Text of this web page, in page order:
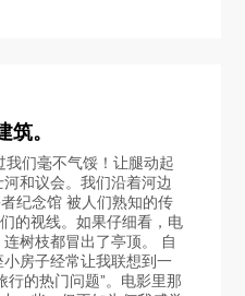
。
们毫不气馁！让腿动起
和议会。我们沿着河边
纪念馆 被人们熟知的传
的视线。如果仔细看，电
树枝都冒出了亭顶。 自
房子经常让我联想到一
行的热门问题”。电影里那